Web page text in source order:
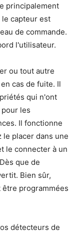
principalement
le capteur est
de commande.
l'utilisateur.
ou tout autre
cas de fuite. Il
qui n'ont
les
Il fonctionne
le placer dans une
le connecter à un
que de
Bien sûr,
programmées
détecteurs de